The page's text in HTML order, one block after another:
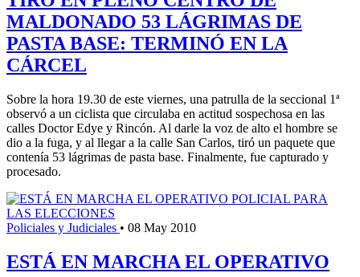
MALDONADO 53 LÁGRIMAS DE
PASTA BASE: TERMINÓ EN LA
CÁRCEL
Sobre la hora 19.30 de este viernes, una patrulla de la seccional 1ª
observó a un ciclista que circulaba en actitud sospechosa en las
calles Doctor Edye y Rincón. Al darle la voz de alto el hombre se
dio a la fuga, y al llegar a la calle San Carlos, tiró un paquete que
contenía 53 lágrimas de pasta base. Finalmente, fue capturado y
procesado.
Policiales y Judiciales • 08 May 2010
ESTÁ EN MARCHA EL OPERATIVO